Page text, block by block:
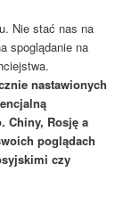
Nie stać nas na
spoglądanie na
nastawionych
Chiny, Rosję a
poglądach
czy